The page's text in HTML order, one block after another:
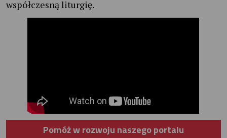
współczesną liturgię.
Pomóż w rozwoju naszego portalu